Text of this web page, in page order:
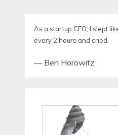
As a startup CEO, I slept
every 2 hours and cried.
— Ben Horowitz